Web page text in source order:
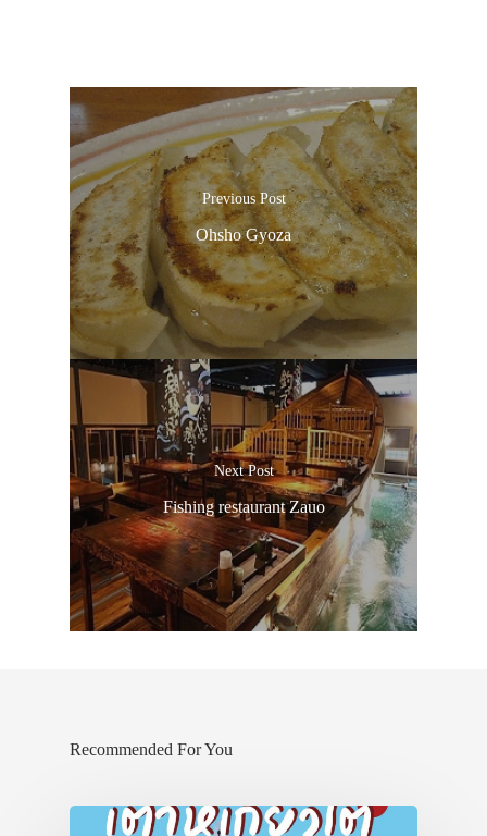
Previous Post
Ohsho Gyoza
Next Post
Fishing restaurant Zauo
Recommended For You